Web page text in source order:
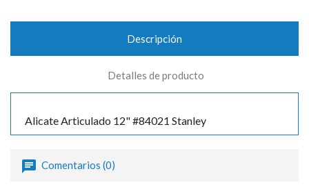
Descripción
Detalles de producto
Alicate Articulado 12" #84021 Stanley
Comentarios (0)